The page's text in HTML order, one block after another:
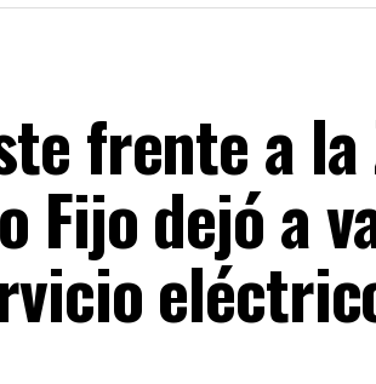
frente a la
Fijo dejó a